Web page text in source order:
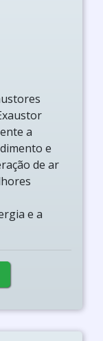
a
e
de ar
e a